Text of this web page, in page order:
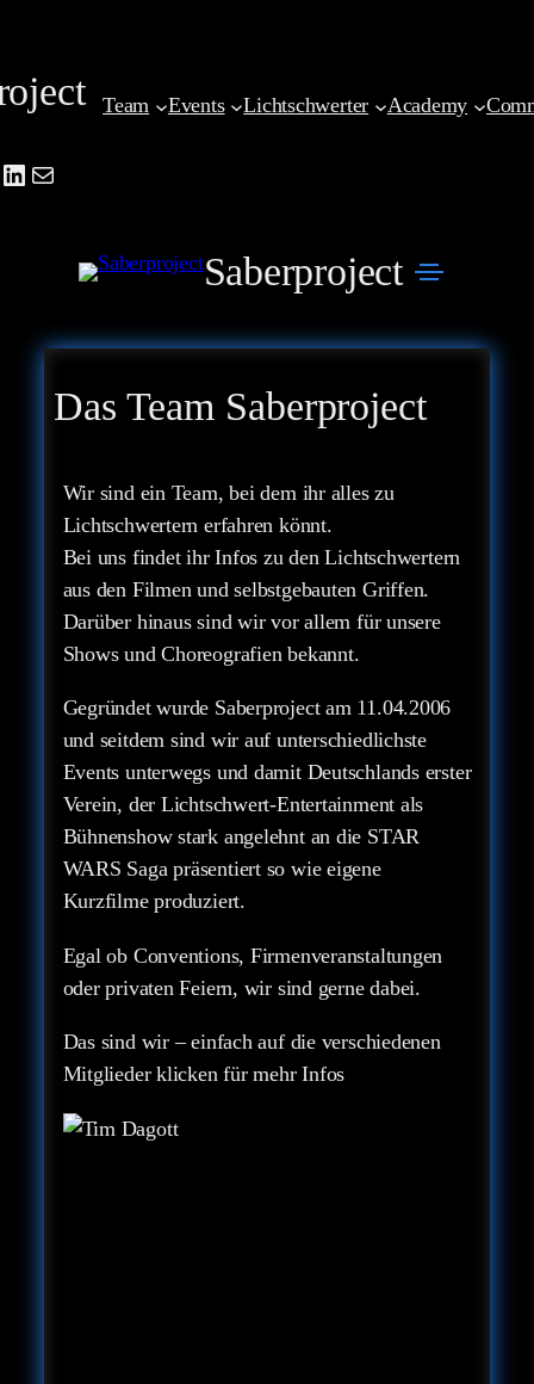
springen
Mail
Team Events Lichtschwerter Academy
Saberproject
Das Team Saberproject
Wir sind ein Team, bei dem ihr alles zu
Lichtschwertern erfahren könnt.
Bei uns findet ihr Infos zu den Lichtschwertern
aus den Filmen und selbstgebauten Griffen.
Darüber hinaus sind wir vor allem für unsere
Shows und Choreografien bekannt.
Gegründet wurde Saberproject am 11.04.2006
und seitdem sind wir auf unterschiedlichste
Events unterwegs und damit Deutschlands erster
Verein, der Lichtschwert-Entertainment als
Bühnenshow stark angelehnt an die STAR
WARS Saga präsentiert so wie eigene
Kurzfilme produziert.
Egal ob Conventions, Firmenveranstaltungen
oder privaten Feiern, wir sind gerne dabei.
Das sind wir – einfach auf die verschiedenen
Mitglieder klicken für mehr Infos